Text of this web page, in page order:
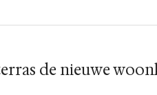
de nieuwe